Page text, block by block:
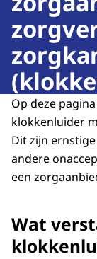
Op deze
klokkenluider
Dit zijn
andere
een
Wat